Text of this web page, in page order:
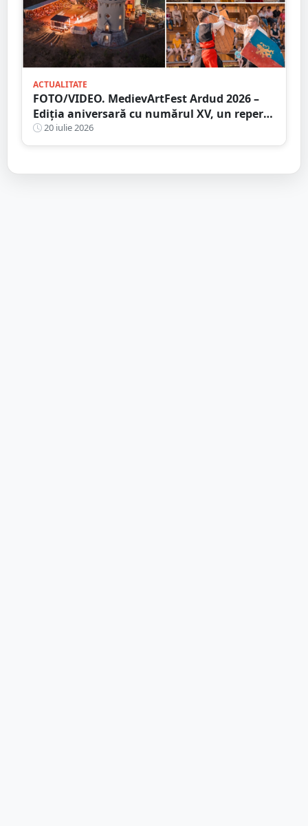
ACTUALITATE
FOTO/VIDEO. MedievArtFest Ardud 2026 –
Ediția aniversară cu numărul XV, un reper
al vieții culturale din județul Satu Mare
20 iulie 2026